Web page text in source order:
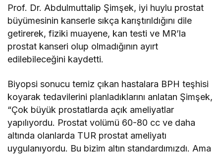
Prof. Dr. Abdulmuttalip Şimşek, iyi huylu prostat
büyümesinin kanserle sıkça karıştırıldığını dile
getirerek, fiziki muayene, kan testi ve MR’la
prostat kanseri olup olmadığının ayırt
edilebileceğini kaydetti.
Biyopsi sonucu temiz çıkan hastalara BPH teşhisi
koyarak tedavilerini planladıklarını anlatan Şimşek,
“Çok büyük prostatlarda açık ameliyatlar
yapılıyordu. Prostat volümü 60-80 cc ve daha
altında olanlarda TUR prostat ameliyatı
uygulanıyordu. Bu bizim altın standardımızdı. Ama